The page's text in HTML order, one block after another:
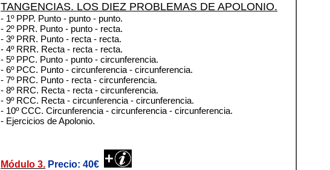
TANGENCIAS. LOS DIEZ PROBLEMAS DE APOLONIO.
- 1º PPP. Punto - punto - punto.
- 2º PPR. Punto - punto - recta.
- 3º PRR. Punto - recta - recta.
- 4º RRR. Recta - recta - recta.
- 5º PPC. Punto - punto - circunferencia.
- 6º PCC. Punto - circunferencia - circunferencia.
- 7º PRC. Punto - recta - circunferencia.
- 8º RRC. Recta - recta - circunferencia.
- 9º RCC. Recta - circunferencia - circunferencia.
- 10º CCC. Circunferencia - circunferencia - circunferencia.
- Ejercicios de Apolonio.
Módulo 3. Precio: 40€